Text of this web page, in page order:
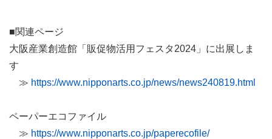
■関連ページ
大阪産業創造館「販促物活用フェスタ2024」に出展しま
す
≫ https://www.nipponarts.co.jp/news/news240819.html
ペーパーエコファイル
≫ https://www.nipponarts.co.jp/paperecofile/